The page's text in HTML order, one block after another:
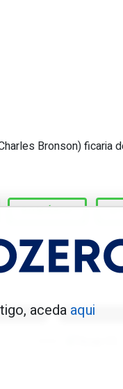
um
Bronson) ficaria
ROMÁRIO
aceda aqui